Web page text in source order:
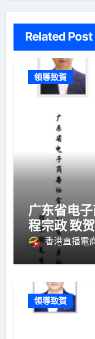
Related Post
領導致賀
广东省电
程宗政 致贺
香港直播電
領導致賀